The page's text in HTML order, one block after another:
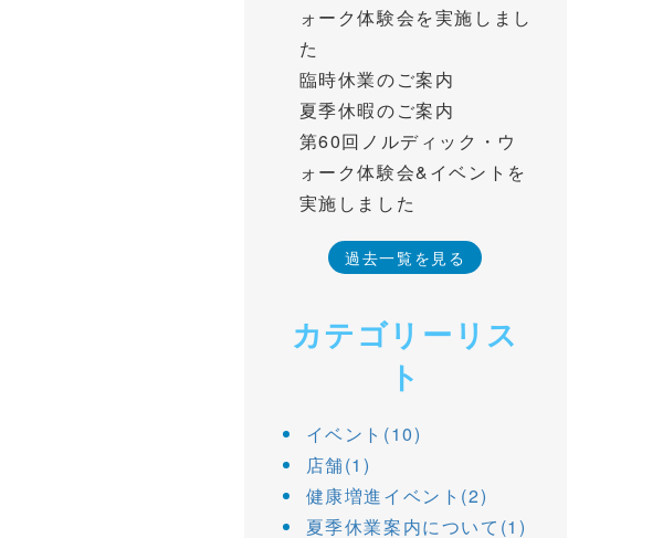
ォーク体験会を実施しまし
た
臨時休業のご案内
夏季休暇のご案内
第60回ノルディック・ウ
ォーク体験会&イベントを
実施しました
過去一覧を見る
カテゴリーリス
ト
イベント(10)
店舗(1)
健康増進イベント(2)
夏季休業案内について(1)